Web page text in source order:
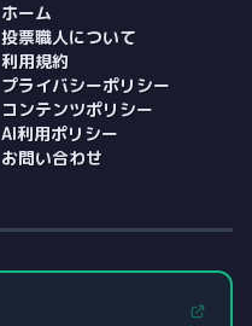
ホーム
投票職人について
利用規約
プライバシーポリシー
コンテンツポリシー
AI利用ポリシー
お問い合わせ